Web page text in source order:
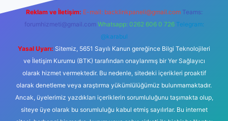
Reklam ve İletişim: E-mail: backlinkpaneli@gmail.com Teams:
forumhizmeti@gmail.com Whatsapp: 0262 606 0 726 Telegram:
@karabul
Yasal Uyarı: Sitemiz, 5651 Sayılı Kanun gereğince Bilgi Teknolojileri
ve İletişim Kurumu (BTK) tarafından onaylanmış bir Yer Sağlayıcı
olarak hizmet vermektedir. Bu nedenle, sitedeki içerikleri proaktif
olarak denetleme veya araştırma yükümlülüğümüz bulunmamaktadır.
Ancak, üyelerimiz yazdıkları içeriklerin sorumluluğunu taşımakta olup,
siteye üye olarak bu sorumluluğu kabul etmiş sayılırlar. Bu internet